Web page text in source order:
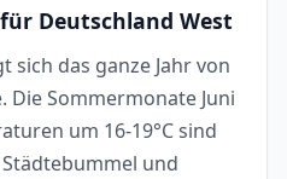
Deutschland West
sich das ganze Jahr von
Die Sommermonate Juni
um 16-19°C sind
und